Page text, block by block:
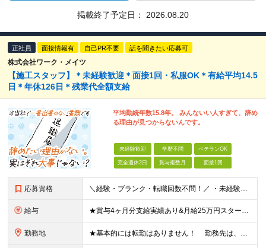
掲載終了予定日： 2026.08.20
正社員 面接情報有 自己PR不要 話を聞きたい応募可
株式会社ワーク・メイツ
【施工スタッフ】＊未経験歓迎＊面接1回・私服OK＊有給平均14.5
日＊年休126日＊残業代全額支給
平均勤続年数15.8年。 みんないい人すぎて、辞め
る理由が見つからないんです。
未経験歓迎 学歴不問 ベテランOK
完全週休2日 賞与複数月 面接1回
応募資格 ＼経験・ブランク・転職回数不問！／ ・未経験・正社員デビュー歓迎 ・学歴不問
給与 ★賞与4ヶ月分支給実績あり&月給25万円スタート！ ＜2024年度から3万円月給アップ！＞ 月給25万円～+諸手当+賞与年2回 ※上記金額に残業代は含みません。超過分は別途全額支給します。 ※試用
勤務地 ★基本的には転勤はありません！ 勤務先は、希望とお住まい場所を考慮し相談のうえ決定します。 本社：東京都港区芝浦4丁目3番4号 田町きよたビル5F 成田営業所：千葉県成田市新田28-1 ※(